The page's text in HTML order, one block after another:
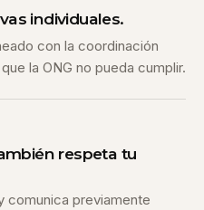
individuales.
con la coordinación
la ONG no pueda cumplir.
respeta tu
comunica previamente